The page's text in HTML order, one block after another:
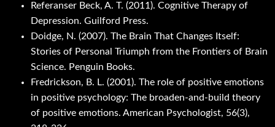
Referanser Beck, A. T. (2011). Cognitive Therapy of
Depression. Guilford Press.
Doidge, N. (2007). The Brain That Changes Itself:
Stories of Personal Triumph from the Frontiers of Brain
Science. Penguin Books.
Fredrickson, B. L. (2001). The role of positive emotions
in positive psychology: The broaden-and-build theory
of positive emotions. American Psychologist, 56(3),